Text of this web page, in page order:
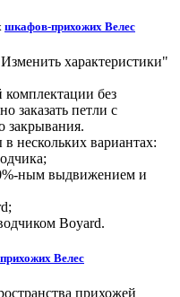
шкафов-прихожих Велес
характеристики"
комплектации без
заказать петли с
закрывания.
нескольких вариантах:
ным выдвижением и
Boyard.
Велес
прихожей